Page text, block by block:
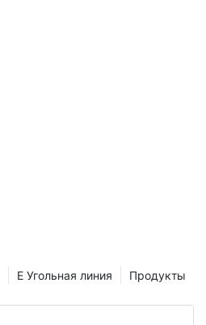
Продукты
E Угольная линия